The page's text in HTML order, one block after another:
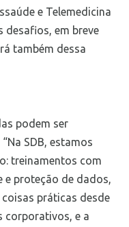
e Telemedicina
desafios, em breve
também dessa
podem ser
SDB, estamos
treinamentos com
e proteção de dados,
práticas desde
corporativos, e a